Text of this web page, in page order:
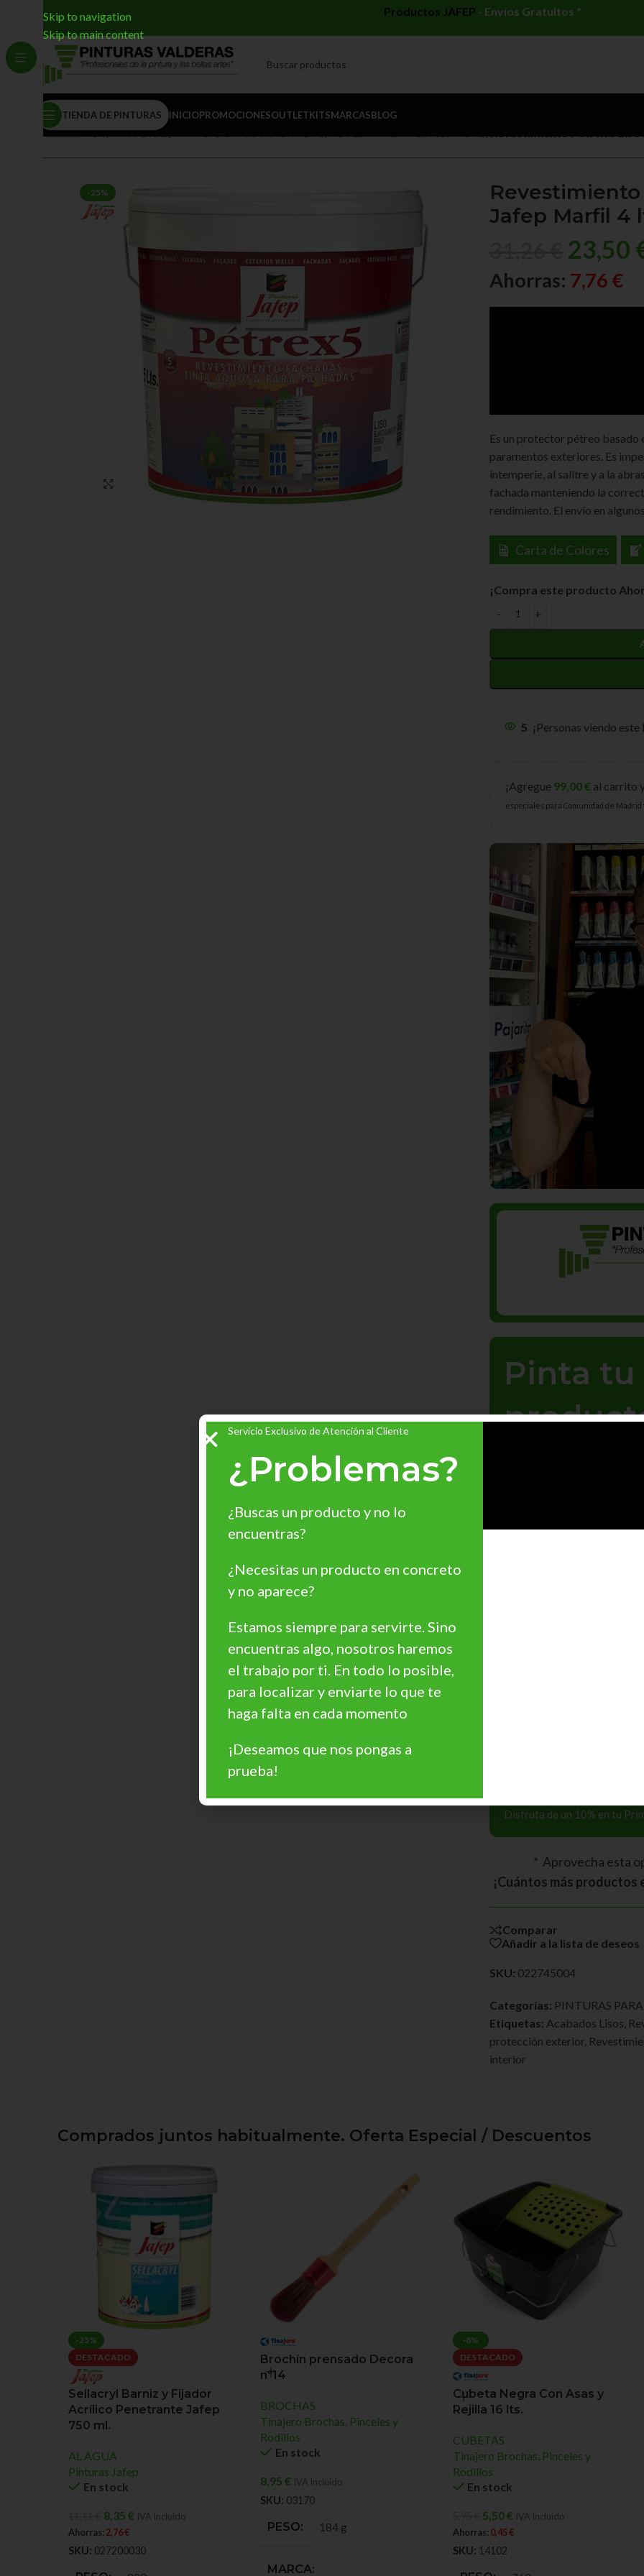
Skip to navigation
Skip to main content
Productos JAFEP - Envíos Gratuitos *
TIENDA DE PINTURAS INICIOPROMOCIONESOUTLETKITSMARCASBLOG
Inicio/PINTURAS
-25%
Clic para ampliar
Jafep Marfil 4
23,50
Ahorras: 7,76 €
Es un protector pétreo basado
paramentos exteriores. Es
intemperie, al salitre y a la
fachada manteniendo la
rendimiento. El envío en
Carta de Colores
¡Compra este producto
5 ¡Personas viendo
¡Agregue 99,00€ al carrito
especiales para Comunidad de Madrid
Pinta
¡Envío
Compra ahora y recibe
Disfruta de un 10% en tu
* Aprovecha esta
¡Cuántos más productos
Comparar
Añadir a la lista de deseos
SKU: 022745004
Categorías: PINTURAS
Etiquetas: Acabados Lisos,
protección exterior,
interior
Comprados juntos habitualmente. Oferta Especial / Descuentos
-25%
DESTACADO
Sellacryl Barniz y Fijador
Acrílico Penetrante Jafep
750 ml.
AL AGUA
Pinturas Jafep
En stock
8,35 € IVA Incluido
Ahorras:2,76€
SKU: 027200030
Brochín prensado Decora
nº14
BROCHAS
Tinajero Brochas, Pinceles y
Rodillos
En stock
8,95€ IVA Incluido
SKU: 03170
PESO 184 g
MARCA
-8%
DESTACADO
Cubeta Negra Con Asas y
Rejilla 16 lts.
CUBETAS
Tinajero Brochas, Pinceles y
Rodillos
En stock
5,50€ IVA Incluido
Ahorras: 0,45€
SKU: 14102
Servicio Exclusivo de Atención al Cliente
¿Problemas?
¿Buscas un producto y no lo
encuentras?
¿Necesitas un producto en concreto
y no aparece?
Estamos siempre para servirte. Sino
encuentras algo, nosotros haremos
el trabajo por ti. En todo lo posible,
para localizar y enviarte lo que te
haga falta en cada momento
¡Deseamos que nos pongas a
prueba!